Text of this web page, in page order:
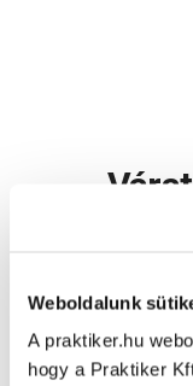
Weboldalunk
A praktiker.hu
hogy a Praktiker